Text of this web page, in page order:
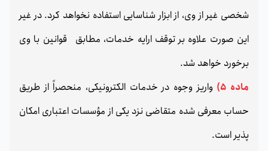
شخصی غیر از وی، از ابزار شناسایی استفاده نخواهد کرد. در غیر
این صورت علاوه بر توقف ارایه خدمات، مطابق قوانین با وی
برخورد خواهد شد.
ماده 5)
واریز وجوه در خدمات الکترونیکی، منحصراً از طریق
حساب معرفی شده متقاضی نزد یکی از مؤسسات اعتباری امکان
پذیر است.